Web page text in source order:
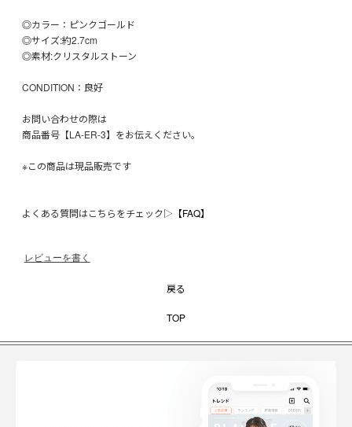
◎カラー：ピンクゴールド
◎サイズ:約2.7cm
◎素材:クリスタルストーン
CONDITION：良好
お問い合わせの際は
商品番号【LA-ER-3】をお伝えください。
※この商品は現品販売です
よくある質問はこちらをチェック▷ 【FAQ】
レビューを書く
戻る
TOP